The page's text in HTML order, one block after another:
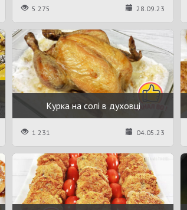
5 275 28.09.23
Курка на солі в духовці
1 231 04.05.23